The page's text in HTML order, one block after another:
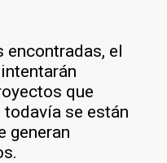
encontradas, el
que
todavía se están
generan